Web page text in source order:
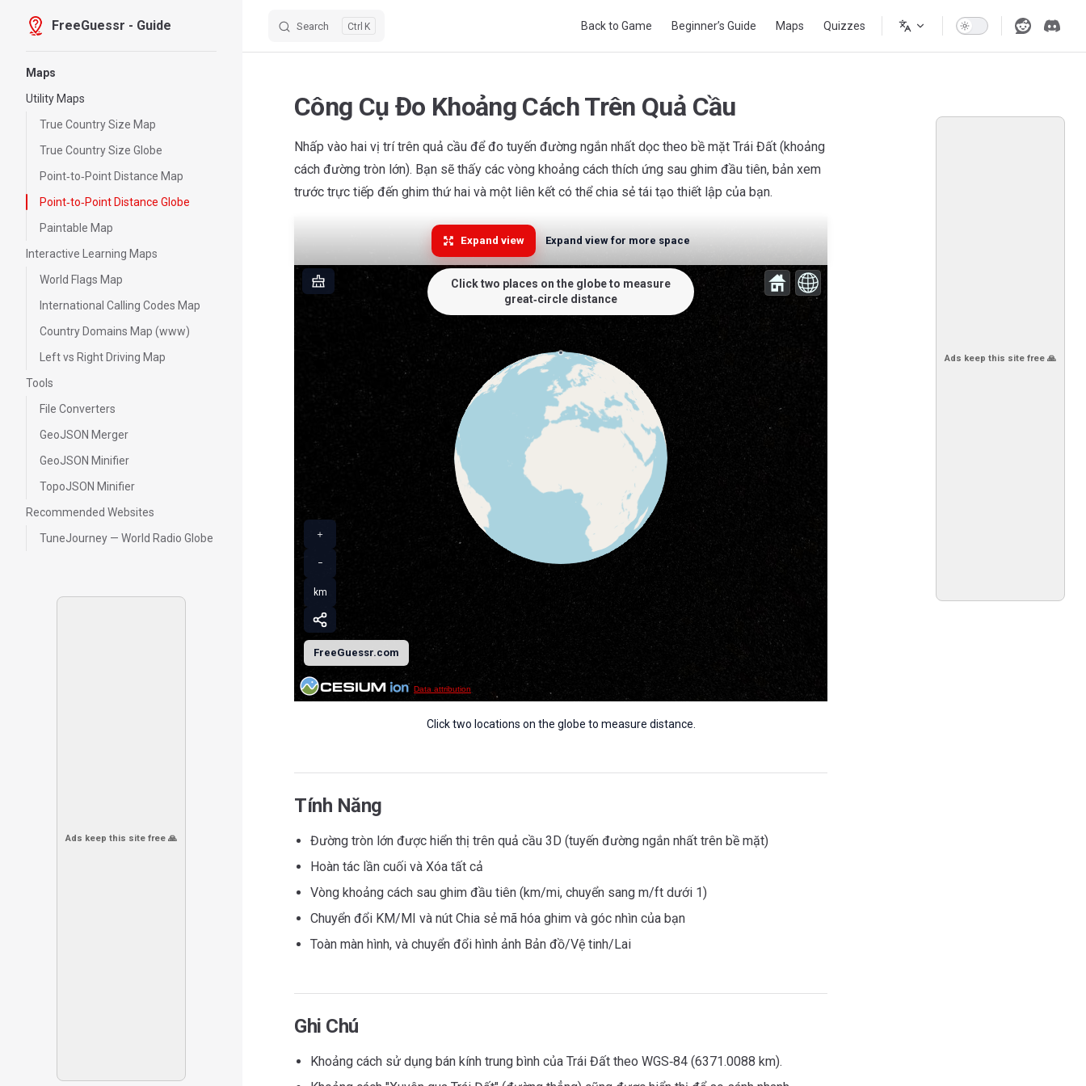
Skip to content
FreeGuessr - Guide Search K Back to Game Beginner’s Guide Maps Quizzes
Maps
Utility Maps
True Country Size Map
True Country Size Globe
Point‑to‑Point Distance Map
Point‑to‑Point Distance Globe
Paintable Map
Interactive Learning Maps
World Flags Map
International Calling Codes Map
Country Domains Map (www)
Left vs Right Driving Map
Tools
File Converters
GeoJSON Merger
GeoJSON Minifier
TopoJSON Minifier
Recommended Websites
TuneJourney — World Radio Globe
Ads keep this site free 🙏
Ads keep this site free 🙏
Công Cụ Đo Khoảng Cách Trên Quả Cầu
Nhấp vào hai vị trí trên quả cầu để đo tuyến đường ngắn nhất dọc theo bề mặt Trái Đất (khoảng
cách đường tròn lớn). Bạn sẽ thấy các vòng khoảng cách thích ứng sau ghim đầu tiên, bản xem
trước trực tiếp đến ghim thứ hai và một liên kết có thể chia sẻ tái tạo thiết lập của bạn.
Expand view Expand view for more space
Data attribution
＋
−
km
FreeGuessr.com
Click two places on the globe to measure
great‑circle distance
Click two locations on the globe to measure distance.
Tính Năng
Đường tròn lớn được hiển thị trên quả cầu 3D (tuyến đường ngắn nhất trên bề mặt)
Hoàn tác lần cuối và Xóa tất cả
Vòng khoảng cách sau ghim đầu tiên (km/mi, chuyển sang m/ft dưới 1)
Chuyển đổi KM/MI và nút Chia sẻ mã hóa ghim và góc nhìn của bạn
Toàn màn hình, và chuyển đổi hình ảnh Bản đồ/Vệ tinh/Lai
Ghi Chú
Khoảng cách sử dụng bán kính trung bình của Trái Đất theo WGS‑84 (6371.0088 km).